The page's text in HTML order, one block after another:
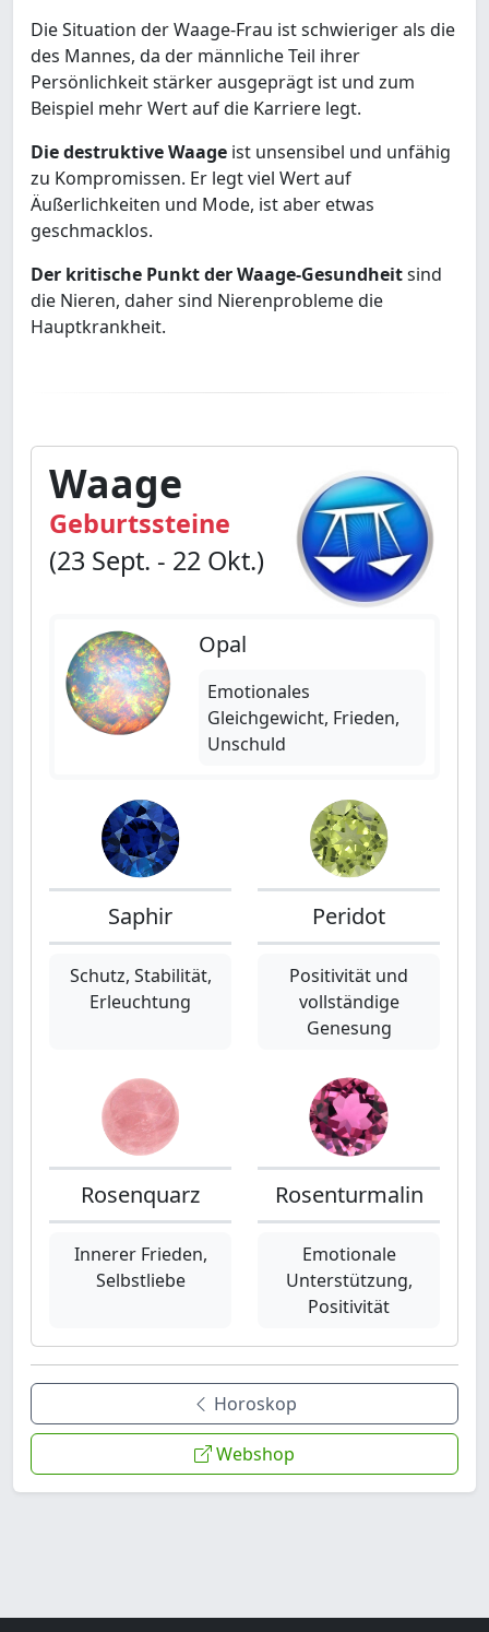
Die Situation der Waage-Frau ist schwieriger als die
des Mannes, da der männliche Teil ihrer
Persönlichkeit stärker ausgeprägt ist und zum
Beispiel mehr Wert auf die Karriere legt.
Die destruktive Waage ist unsensibel und unfähig
zu Kompromissen. Er legt viel Wert auf
Äußerlichkeiten und Mode, ist aber etwas
geschmacklos.
Der kritische Punkt der Waage-Gesundheitsind
die Nieren, daher sind Nierenprobleme die
Hauptkrankheit.
Waage
Geburtssteine
(23 Sept. - 22 Okt.)
Opal
Emotionales
Gleichgewicht, Frieden,
Unschuld
Saphir
Schutz, Stabilität,
Erleuchtung
Peridot
Positivität und
vollständige
Genesung
Rosenquarz
Innerer Frieden,
Selbstliebe
Rosenturmalin
Emotionale
Unterstützung,
Positivität
Horoskop
Webshop